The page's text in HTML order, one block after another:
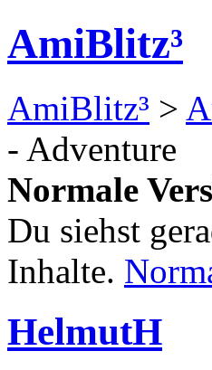
AmiBlitz³
AmiBlitz³ >
- Adventure
Normale
Du siehst
Inhalte.
HelmutH